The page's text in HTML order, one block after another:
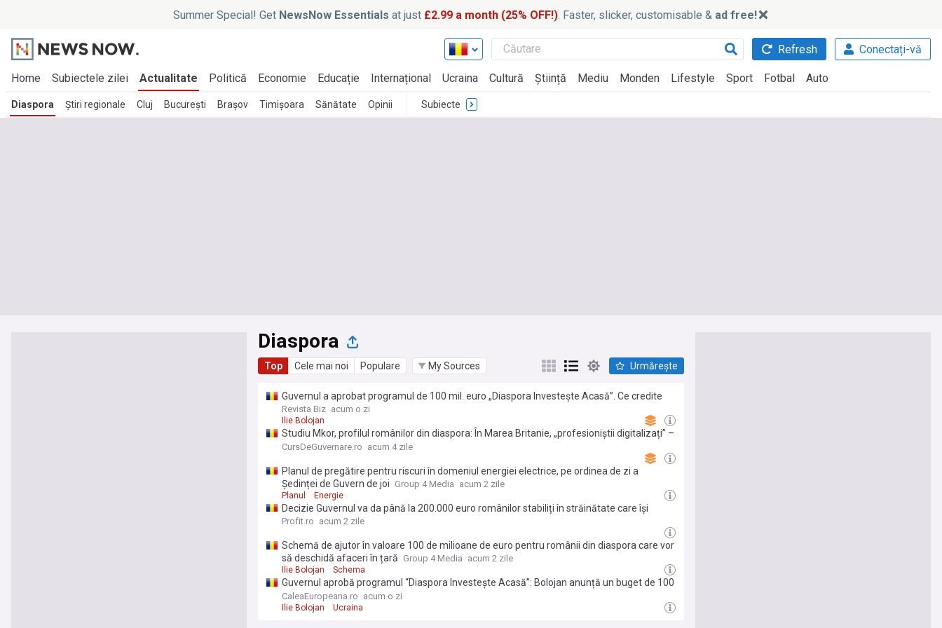
Summer Special! Get NewsNow Essentials at just £2.99 a month (25% OFF!). Faster, slicker, customisable & ad free!
Refresh Conectați-vă
Home Subiectele zilei Actualitate Politică Economie Educație Internațional Ucraina Cultură Știință Mediu Monden Lifestyle Sport Fotbal Auto
Diaspora Știri regionale Cluj București Brașov Timișoara Sănătate Opinii Subiecte
Diaspora
Top Cele mai noi Populare My Sources Urmărește
Guvernul a aprobat programul de 100 mil. euro „Diaspora Investește Acasă”. Ce credite
pot primi cei care vor să deschidă afaceri în România
Revista Biz acum o zi
Ilie Bolojan
Studiu Mkor, profilul românilor din diaspora: În Marea Britanie, „profesioniștii digitalizați” –
În Germania, „specialiștii pragmatici” – În Italia, ”veteranii nostalgici”. Concluziile
CursDeGuvernare.ro acum 4 zile
Planul de pregătire pentru riscuri în domeniul energiei electrice, pe ordinea de zi a
Şedinței de Guvern de joi Group 4 Media acum 2 zile
Planul Energie
Decizie Guvernul va da până la 200.000 euro românilor stabiliți în străinătate care își
deschid firme în România. Programul „Diaspora Investește Acasă” are fonduri de 100 de
Profit.ro acum 2 zile
Schemă de ajutor în valoare 100 de milioane de euro pentru românii din diaspora care vor
să deschidă afaceri în țară Group 4 Media acum 2 zile
Ilie Bolojan Schema
Guvernul aprobă programul “Diaspora Investește Acasă”: Bolojan anunță un buget de 100
de milioane de euro pentru românii din străinătate care deschid afaceri în România
CaleaEuropeana.ro acum o zi
Ilie Bolojan Ucraina